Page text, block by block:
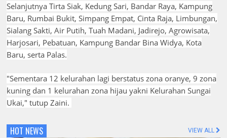
Selanjutnya Tirta Siak, Kedung Sari, Bandar Raya, Kampung
Baru, Rumbai Bukit, Simpang Empat, Cinta Raja, Limbungan,
Sialang Sakti, Air Putih, Tuah Madani, Jadirejo, Agrowisata,
Harjosari, Pebatuan, Kampung Bandar Bina Widya, Kota
Baru, serta Palas.
"Sementara 12 kelurahan lagi berstatus zona oranye, 9 zona
kuning dan 1 kelurahan zona hijau yakni Kelurahan Sungai
Ukai," tutup Zaini.
HOT NEWS VIEW ALL